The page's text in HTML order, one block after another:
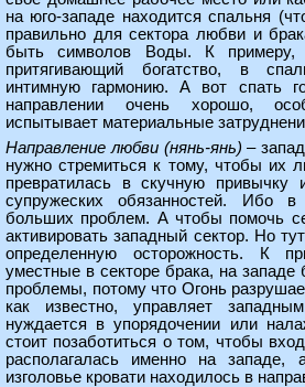
на юго-западе находится спальня
правильно для сектора любви и
быть символов Воды. К примеру,
притягивающий богатство, в
интимную гармонию. А вот спать
направлении очень хорошо,
испытывает материальные
Направление любви (нянь-янь) –
нужно стремиться к тому, чтобы их
превратилась в скучную привычку
супружеских обязанностей. Ибо
больших проблем. А чтобы помочь
активировать западный сектор. Но
определенную осторожность. К
уместные в секторе брака, на западе
проблемы, потому что Огонь
как известно, управляет
нуждается в упорядочении или
стоит позаботиться о том, чтобы
располагалась именно на
изголовье кровати находилось в